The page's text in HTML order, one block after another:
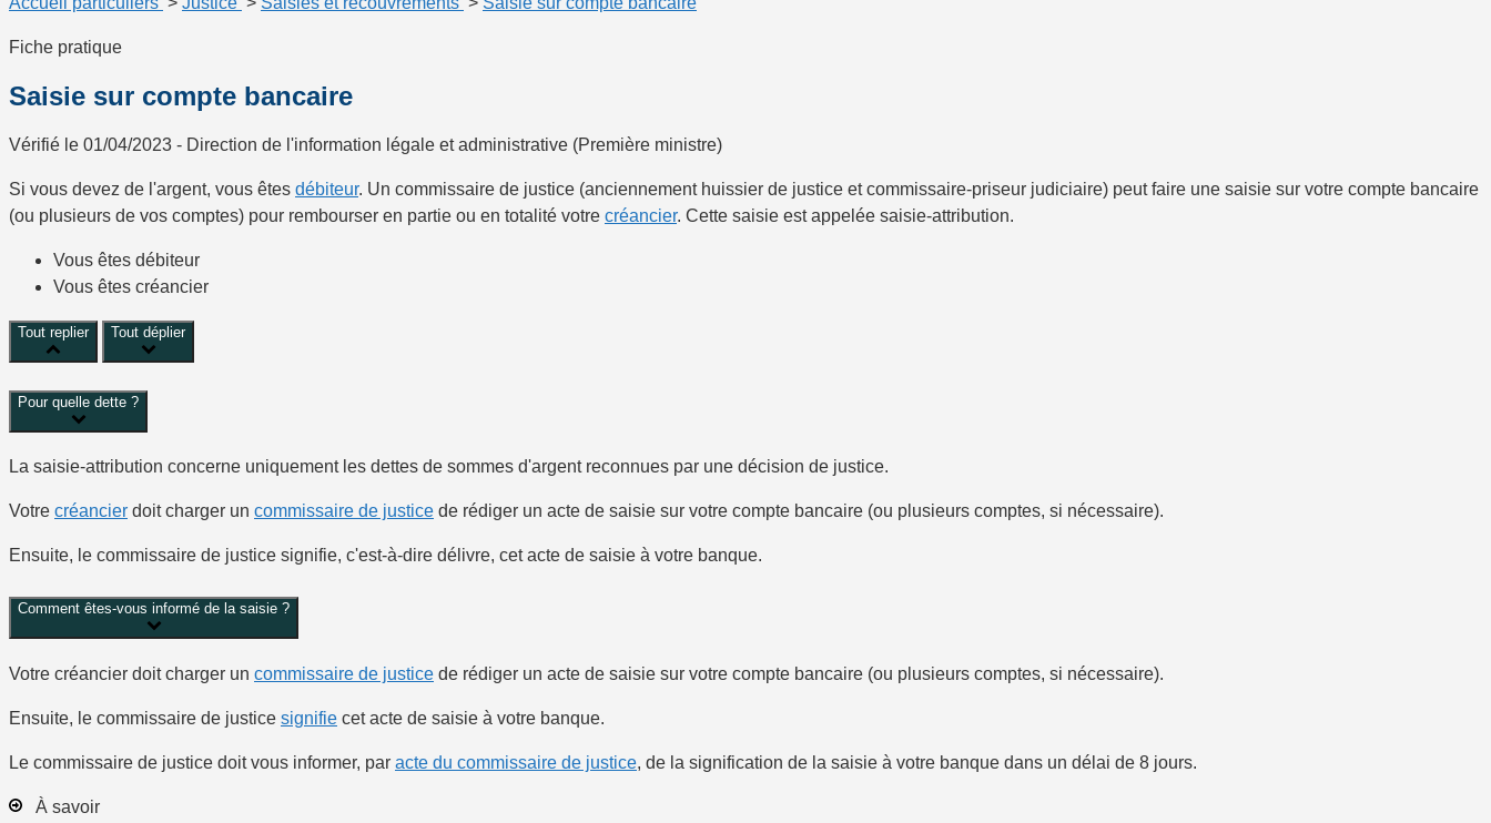
Fiche pratique
Saisie sur compte bancaire
Vérifié le 01/04/2023 - Direction de l'information légale et administrative (Première ministre)
Si vous devez de l'argent, vous êtes débiteur. Un commissaire de justice (anciennement huissier de justice et commissaire-priseur judiciaire) peut faire une saisie sur votre compte bancaire
(ou plusieurs de vos comptes) pour rembourser en partie ou en totalité votre créancier. Cette saisie est appelée saisie-attribution.
Vous êtes débiteur
Vous êtes créancier
Tout replier Tout déplier
Pour quelle dette ?
La saisie-attribution concerne uniquement les dettes de sommes d'argent reconnues par une décision de justice.
Votre créancier doit charger un commissaire de justice de rédiger un acte de saisie sur votre compte bancaire (ou plusieurs comptes, si nécessaire).
Ensuite, le commissaire de justice signifie, c'est-à-dire délivre, cetacte de saisie à votre banque.
Comment êtes-vous informé de la saisie ?
Votre créancier doit charger un commissaire de justice de rédiger un acte de saisie sur votre compte bancaire (ou plusieurs comptes, si nécessaire).
Ensuite, le commissaire de justice signifie cetacte de saisie à votre banque.
Le commissaire de justice doit vous informer, par acte du commissaire de justice, de la signification de la saisie à votre banque dans un délai de 8 jours.
À savoir